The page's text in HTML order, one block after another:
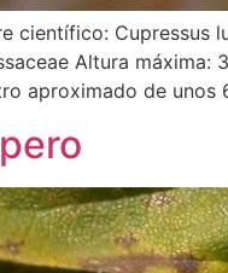
científico: Cupressus
Altura máxima:
aproximado de